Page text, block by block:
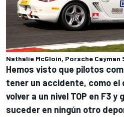
Nathalie McGloin, Porsche Cayman
Hemos visto que pilotos
tener un accidente, como el
volver a un nivel TOP en F3 y
suceder en ningún otro